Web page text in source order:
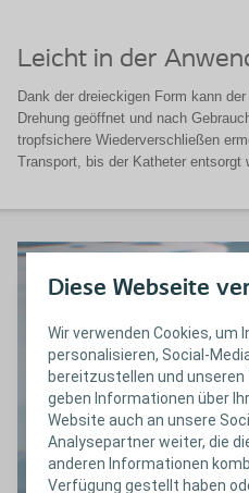
Diese Webseite
Wir verwenden Cookies, um
personalisieren, Social-
bereitzustellen und unseren
geben Informationen über
Website auch an unsere
Analysepartner weiter, die
anderen Informationen
Verfügung gestellt haben
Leicht in der
Dank der dreieckigen Form kann
Drehung geöffnet und nach
tropfsichere Wiederverschließen
Transport, bis der Katheter entsorgt